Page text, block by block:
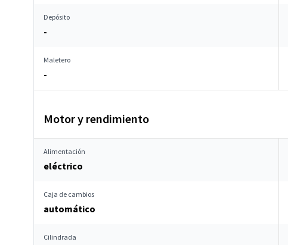
Depósito
-
Maletero
-
Motor y rendimiento
Alimentación
eléctrico
Caja de cambios
automático
Cilindrada